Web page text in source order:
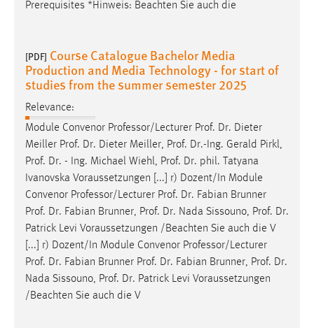
Prerequisites *Hinweis: Beachten Sie auch die
[PDF] Course Catalogue Bachelor Media
Production and Media Technology - for start of
studies from the summer semester 2025
Relevance:
Module Convenor Professor/Lecturer Prof. Dr. Dieter
Meiller Prof. Dr. Dieter Meiller, Prof. Dr.-Ing. Gerald Pirkl,
Prof. Dr. - Ing. Michael Wiehl, Prof. Dr. phil. Tatyana
Ivanovska Voraussetzungen [...] r) Dozent/In Module
Convenor Professor/Lecturer Prof. Dr. Fabian Brunner
Prof. Dr. Fabian Brunner, Prof. Dr. Nada Sissouno, Prof. Dr.
Patrick Levi Voraussetzungen /Beachten Sie auch die V
[...] r) Dozent/In Module Convenor Professor/Lecturer
Prof. Dr. Fabian Brunner Prof. Dr. Fabian Brunner, Prof. Dr.
Nada Sissouno, Prof. Dr. Patrick Levi Voraussetzungen
/Beachten Sie auch die V